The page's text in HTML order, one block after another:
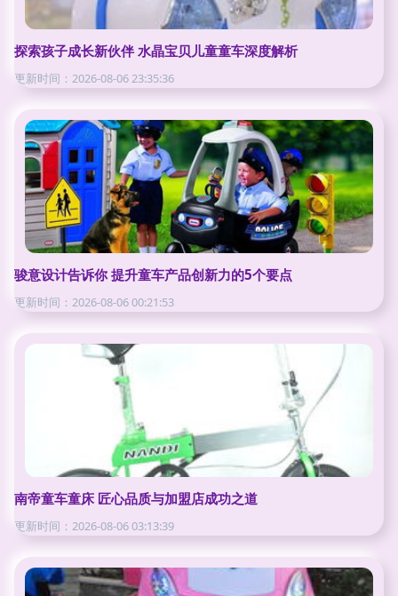
探索孩子成长新伙伴 水晶宝贝儿童童车深度解析
更新时间：2026-08-06 23:35:36
骏意设计告诉你 提升童车产品创新力的5个要点
更新时间：2026-08-06 00:21:53
南帝童车童床 匠心品质与加盟店成功之道
更新时间：2026-08-06 03:13:39